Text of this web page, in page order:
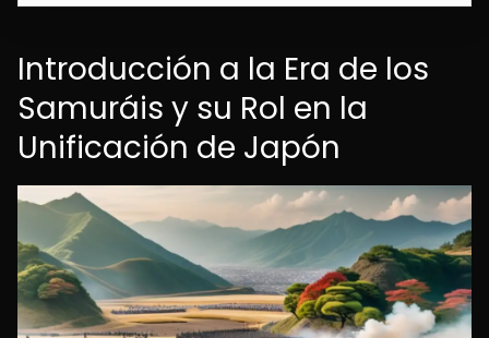
Introducción a la Era de los
Samuráis y su Rol en la
Unificación de Japón